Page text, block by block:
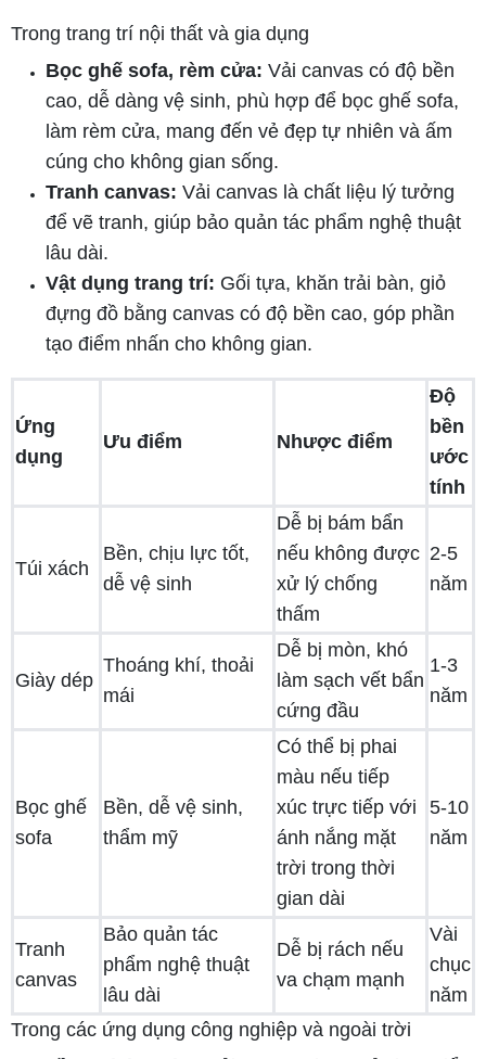
Trong trang trí nội thất và gia dụng
Bọc ghế sofa, rèm cửa: Vải canvas có độ bền
cao, dễ dàng vệ sinh, phù hợp để bọc ghế sofa,
làm rèm cửa, mang đến vẻ đẹp tự nhiên và ấm
cúng cho không gian sống.
Tranh canvas: Vải canvas là chất liệu lý tưởng
để vẽ tranh, giúp bảo quản tác phẩm nghệ thuật
lâu dài.
Vật dụng trang trí: Gối tựa, khăn trải bàn, giỏ
đựng đồ bằng canvas có độ bền cao, góp phần
tạo điểm nhấn cho không gian.
Ứng
dụng
Ưu điểm Nhược điểm
Độ
bền
ước
tính
Túi xách
Bền, chịu lực tốt,
dễ vệ sinh
Dễ bị bám bẩn
nếu không được
xử lý chống
thấm
2-5
năm
Giày dép
Thoáng khí, thoải
mái
Dễ bị mòn, khó
làm sạch vết bẩn
cứng đầu
1-3
năm
Bọc ghế
sofa
Bền, dễ vệ sinh,
thẩm mỹ
Có thể bị phai
màu nếu tiếp
xúc trực tiếp với
ánh nắng mặt
trời trong thời
gian dài
5-10
năm
Tranh
canvas
Bảo quản tác
phẩm nghệ thuật
lâu dài
Dễ bị rách nếu
va chạm mạnh
Vài
chục
năm
Trong các ứng dụng công nghiệp và ngoài trời